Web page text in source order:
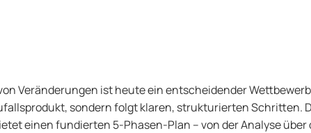
Veränderungen ist heute ein entscheidender
sondern folgt klaren, strukturierten Schritten.
einen fundierten 5-Phasen-Plan – von der Analyse